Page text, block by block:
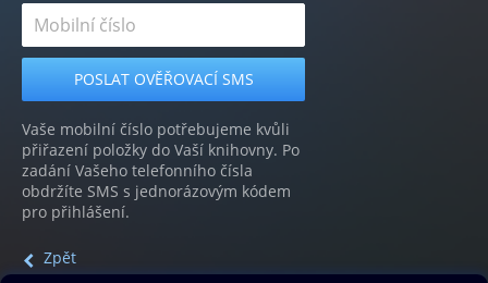
Vaše mobilní číslo potřebujeme kvůli
přiřazení položky do Vaší knihovny. Po
zadání Vašeho telefonního čísla
obdržíte SMS s jednorázovým kódem
pro přihlášení.
Zpět